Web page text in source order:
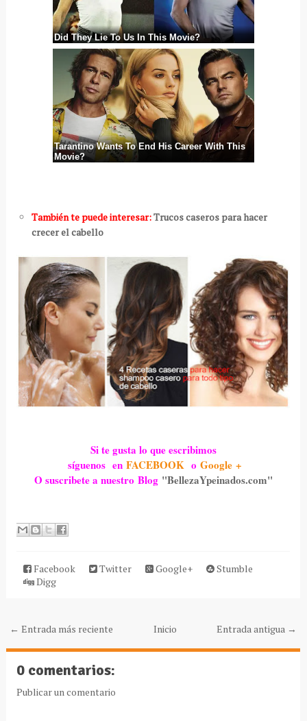
También te puede interesar:Trucos caseros para hacer
crecer el cabello
Si te gusta lo que escribimos
síguenos enFACEBOOK o Google +
O suscribete a nuestro Blog "BellezaYpeinados.com"
Facebook Twitter Google+
Stumble
Digg
← Entrada más reciente Entrada antigua →
Inicio
0 comentarios:
Publicar un comentario